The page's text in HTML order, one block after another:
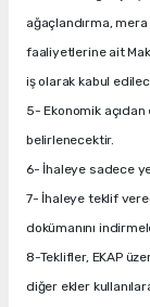
ağaçlandırma, mera
faaliyetlerine ait
iş olarak kabul
5- Ekonomik
belirlenecektir.
6- İhaleye sadece
7- İhaleye teklif
dokümanını
8-Teklifler, EKAP
diğer ekler